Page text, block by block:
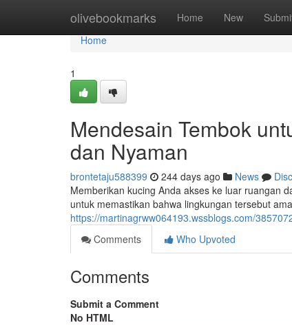
olivebookmarks Home New
Home
Home
1
Mendesain Tembok
dan Nyaman
brontetaju588399 244 days ago News
Memberikan kucing Anda akses ke luar ruangan
untuk memastikan bahwa lingkungan tersebut
https://martinagrww064193.wssblogs.com/
Comments
Who Upvoted
Comments
Submit a Comment
No HTML